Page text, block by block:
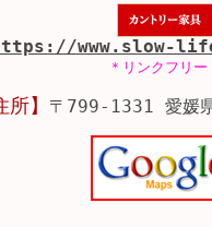
www.slow-
＊リンクフリー
所】 〒799-1331 愛媛